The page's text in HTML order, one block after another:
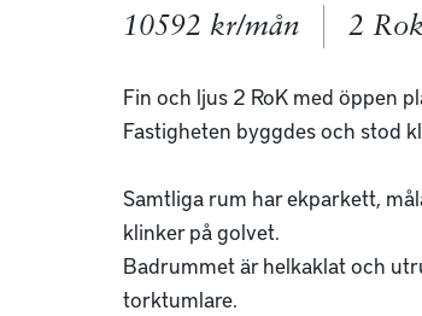
10592 kr/mån 2 Rok
Fin och ljus 2 RoK med öppen
Fastigheten byggdes och stod
Samtliga rum har ekparkett,
klinker på golvet.
Badrummet är helkaklat och
torktumlare.